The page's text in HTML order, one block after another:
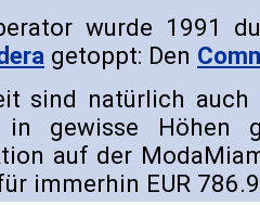
wurde 1991
getoppt: Den
sind natürlich auch
in gewisse Höhen
auf der
immerhin EUR